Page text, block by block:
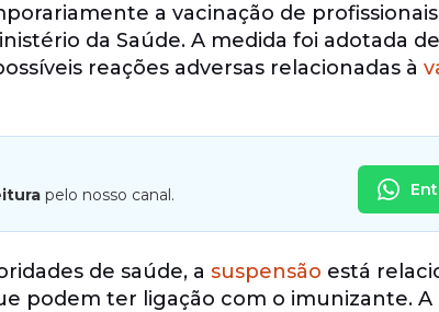
a vacinação de
da Saúde. A medida foi adotada
reações adversas relacionadas à
pelo nosso canal.
de saúde, a suspensão está
podem ter ligação com o imunizante. A